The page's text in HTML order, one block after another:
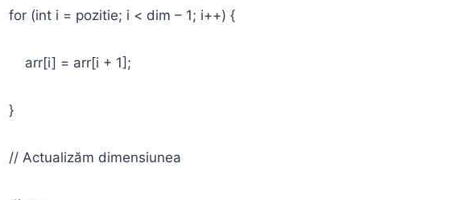
for (int i = pozitie; i < dim – 1; i++) {
arr[i] = arr[i + 1];
}
// Actualizăm dimensiunea